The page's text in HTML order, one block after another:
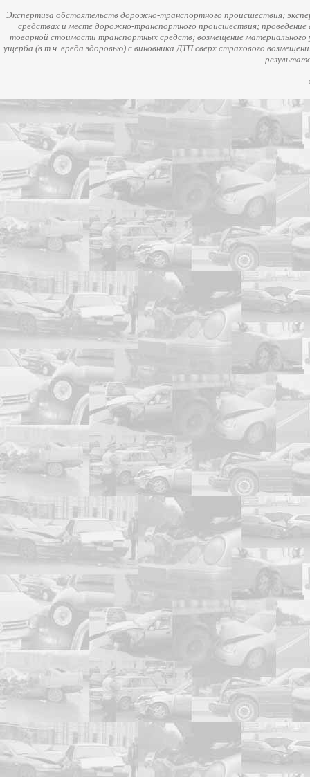
Экспертиза обстоятельств дорожно-транспортного происшествия;
средствах и месте дорожно-транспортного происшествия;
товарной стоимости транспортных средств; возмещение
ущерба (в т.ч. вреда здоровью) с виновника ДТП сверх страхового